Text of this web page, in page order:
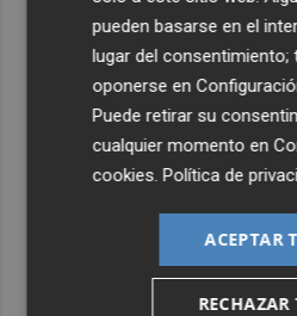
pueden basarse en el
lugar del consentimiento;
oponerse en
Puede retirar su
cualquier momento en
cookies .Política de
ACEPTAR
RECHAZAR